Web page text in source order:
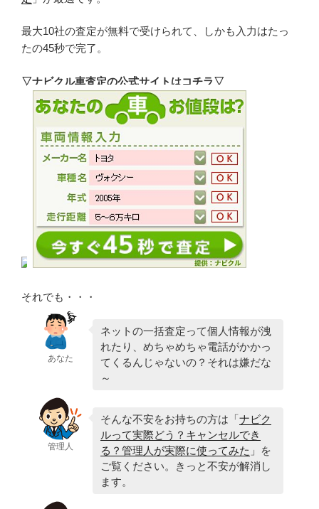
最大10社の査定が無料で受けられて、しかも入力はたっ
たの45秒で完了。
▽ナビクル車査定の公式サイトはコチラ▽
それでも・・・
あなた
ネットの一括査定って個人情報が洩
れたり、めちゃめちゃ電話がかかっ
てくるんじゃないの？それは嫌だな
～
管理人
そんな不安をお持ちの方は「ナビク
ルって実際どう？キャンセルでき
る？管理人が実際に使ってみた 」を
ご覧ください。きっと不安が解消し
ます。